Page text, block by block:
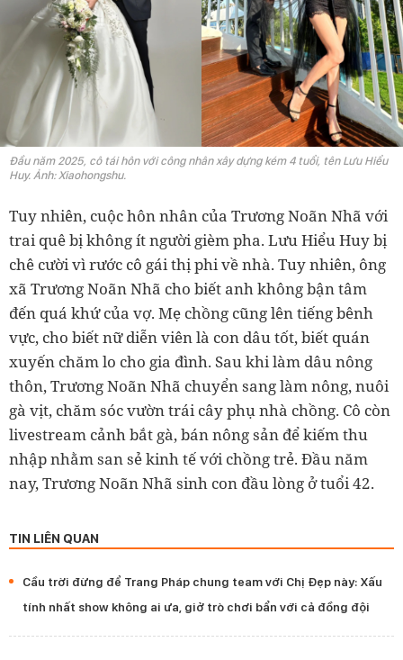
Đầu năm 2025, cô tái hôn với công nhân xây dựng kém 4 tuổi, tên Lưu Hiểu
Huy. Ảnh: Xiaohongshu.
Tuy nhiên, cuộc hôn nhân của Trương Noãn Nhã với
trai quê bị không ít người gièm pha. Lưu Hiểu Huy bị
chê cười vì rước cô gái thị phi về nhà. Tuy nhiên, ông
xã Trương Noãn Nhã cho biết anh không bận tâm
đến quá khứ của vợ. Mẹ chồng cũng lên tiếng bênh
vực, cho biết nữ diễn viên là con dâu tốt, biết quán
xuyến chăm lo cho gia đình. Sau khi làm dâu nông
thôn, Trương Noãn Nhã chuyển sang làm nông, nuôi
gà vịt, chăm sóc vườn trái cây phụ nhà chồng. Cô còn
livestream cảnh bắt gà, bán nông sản để kiếm thu
nhập nhằm san sẻ kinh tế với chồng trẻ. Đầu năm
nay, Trương Noãn Nhã sinh con đầu lòng ở tuổi 42.
TIN LIÊN QUAN
Cầu trời đừng để Trang Pháp chung team với Chị Đẹp này: Xấu
tính nhất show không ai ưa, giở trò chơi bẩn với cả đồng đội